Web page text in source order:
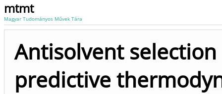
mtmt
Magyar Tudományos Művek Tára
Antisolvent
predictive